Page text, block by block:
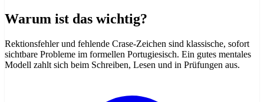
Warum ist das wichtig?
Rektionsfehler und fehlende Crase-Zeichen sind klassische, sofort
sichtbare Probleme im formellen Portugiesisch. Ein gutes mentales
Modell zahlt sich beim Schreiben, Lesen und in Prüfungen aus.